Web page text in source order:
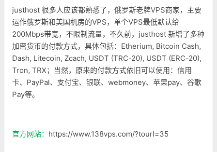
justhost 很多人应该都熟悉了，俄罗斯老牌VPS商家，主要
运作俄罗斯和美国机房的VPS，单个VPS最低默认给
200Mbps带宽，不限制流量，不久前，justhost 新增了多种
加密货币的付款方式，具体包括：Etherium, Bitcoin Cash,
Dash, Litecoin, Zcach, USDT (TRC-20), USDT (ERC-20),
Tron, TRX；当然，原来的付款方式依旧可以使用：信用
卡、PayPal、支付宝、银联、webmoney、苹果pay、谷歌
Pay等。
官方网站： https://www.138vps.com/?tourl=35